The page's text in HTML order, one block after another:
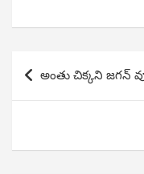
Post
navigation
అంతు చిక్కని జగన్